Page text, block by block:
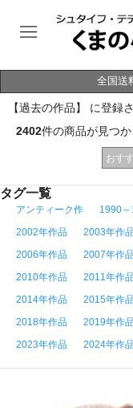
全国送
【過去の作品】 に登録
2402件の商品が見つ
おす
タグ一覧
アンティーク作 1990
2002年作品
2003年作
2006年作品
2007年作
2010年作品
2011年作
2014年作品
2015年作
2018年作品
2019年作
2023年作品
2024年作